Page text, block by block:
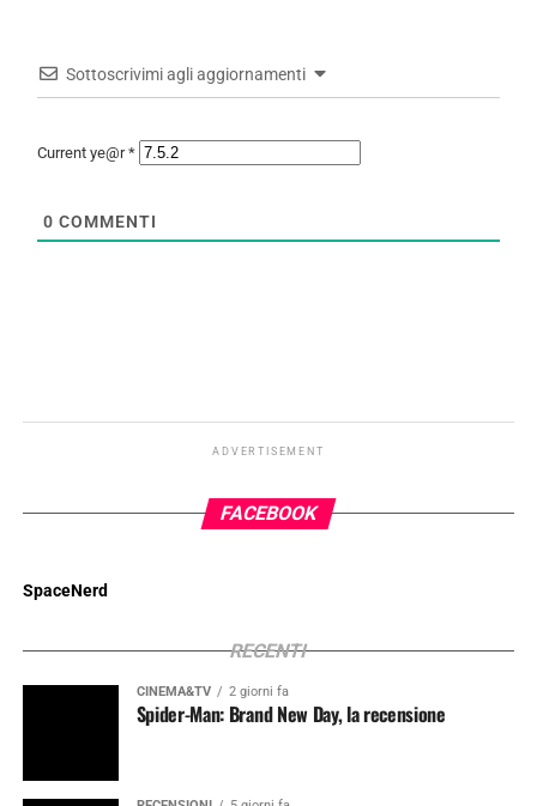
Sottoscrivimi agli aggiornamenti
Current ye@r*
0 COMMENTI
ADVERTISEMENT
FACEBOOK
SpaceNerd
RECENTI
CINEMA&TV 2 giorni fa
Spider-Man: Brand New Day, la recensione